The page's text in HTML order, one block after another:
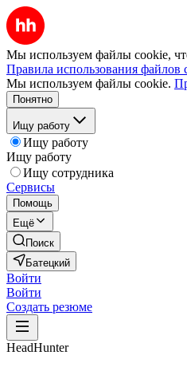
Мы используем файлы cookie,
Правила использования файлов
Мы используем файлы cookie.
Понятно
Ищу работу
Ищу работу
Ищу работу
Ищу сотрудника
Сервисы
Помощь
Ещё
Поиск
Батецкий
Войти
Войти
Создать резюме
HeadHunter